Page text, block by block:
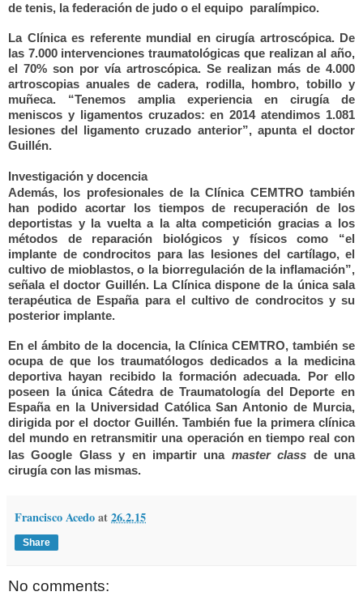
de tenis, la federación de judo o el equipo paralímpico.
La Clínica es referente mundial en cirugía artroscópica. De
las 7.000 intervenciones traumatológicas que realizan al año,
el 70% son por vía artroscópica. Se realizan más de 4.000
artroscopias anuales de cadera, rodilla, hombro, tobillo y
muñeca. “Tenemos amplia experiencia en cirugía de
meniscos y ligamentos cruzados: en 2014 atendimos 1.081
lesiones del ligamento cruzado anterior”, apunta el doctor
Guillén.
Investigación y docencia
Además, los profesionales de la Clínica CEMTRO también
han podido acortar los tiempos de recuperación de los
deportistas y la vuelta a la alta competición gracias a los
métodos de reparación biológicos y físicos como “el
implante de condrocitos para las lesiones del cartílago, el
cultivo de mioblastos, o la biorregulación de la inflamación”,
señala el doctor Guillén. La Clínica dispone de la única sala
terapéutica de España para el cultivo de condrocitos y su
posterior implante.
En el ámbito de la docencia, la Clínica CEMTRO, también se
ocupa de que los traumatólogos dedicados a la medicina
deportiva hayan recibido la formación adecuada. Por ello
poseen la única Cátedra de Traumatología del Deporte en
España en la Universidad Católica San Antonio de Murcia,
dirigida por el doctor Guillén. También fue la primera clínica
del mundo en retransmitir una operación en tiempo real con
las Google Glass y en impartir una master class de una
cirugía con las mismas.
Francisco Acedoat26.2.15
Share
No comments: